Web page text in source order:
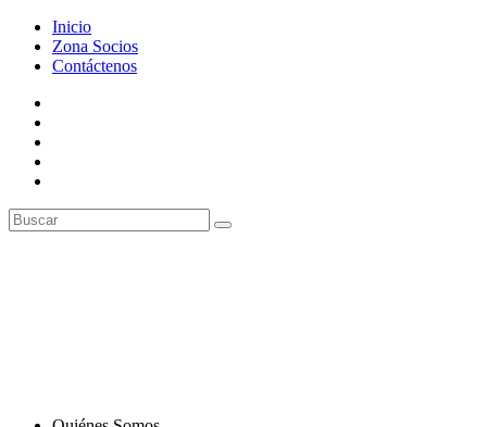
Inicio
Zona Socios
Contáctenos